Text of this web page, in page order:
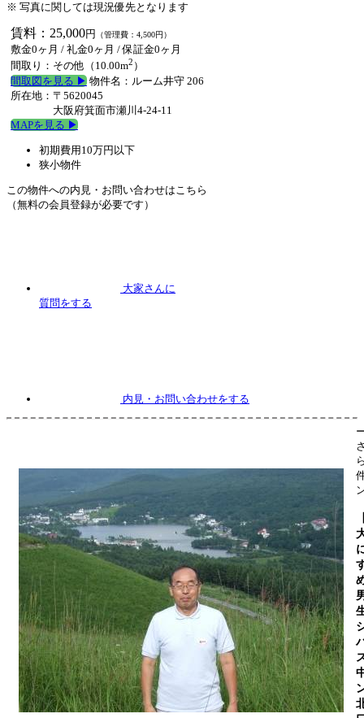
※ 写真に関しては現況優先となります
賃料：25,000円 （管理費：4,500円）
敷金0ヶ月 / 礼金0ヶ月 /保証金0ヶ月
間取り：その他（10.00m2 ）
間取図を見る ▶︎ 物件名：ルーム井守 206
所在地：〒5620045
大阪府箕面市瀬川4-24-11
MAPを見る ▶︎
初期費用10万円以下
狭小物件
この物件への内見・お問い合わせはこちら
（無料の会員登録が必要です）
大家さんに
質問をする
内見 ・お問い合わせをする